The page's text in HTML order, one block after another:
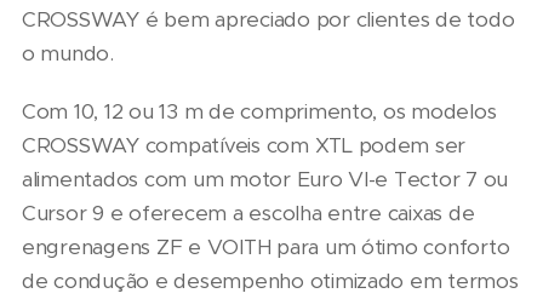
CROSSWAY é bem apreciado por clientes de todo
o mundo.
Com 10, 12 ou 13 m de comprimento, os modelos
CROSSWAY compatíveis com XTL podem ser
alimentados com um motor Euro VI-e Tector 7 ou
Cursor 9 e oferecem a escolha entre caixas de
engrenagens ZF e VOITH para um ótimo conforto
de condução e desempenho otimizado em termos